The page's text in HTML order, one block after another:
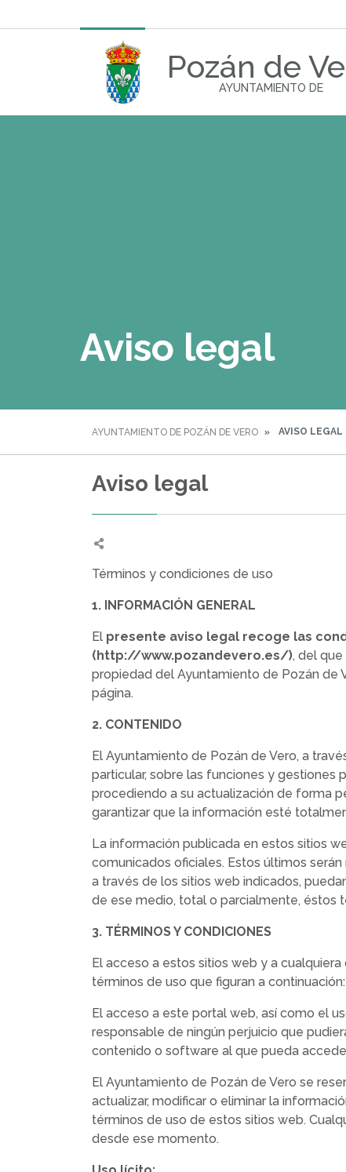
Pozán de
AYUNTAMIENTO DE
Aviso legal
AYUNTAMIENTO DE POZÁN DE VERO AVISO LEGAL
Aviso legal
Términos y condiciones de uso
1. INFORMACIÓN GENERAL
El presente aviso legal recoge las
(http://www.pozandevero.es/), del
propiedad del Ayuntamiento de Pozán de
página.
2. CONTENIDO
El Ayuntamiento de Pozán de Vero, a
particular, sobre las funciones y gestiones
procediendo a su actualización de forma
garantizar que la información esté
La información publicada en estos sitios
comunicados oficiales. Estos últimos
a través de los sitios web indicados,
de ese medio, total o parcialmente, éstos
3. TÉRMINOS Y CONDICIONES
El acceso a estos sitios web y a
términos de uso que figuran a continuación:
El acceso a este portal web, así como el
responsable de ningún perjuicio que
contenido o software al que pueda
El Ayuntamiento de Pozán de Vero se
actualizar, modificar o eliminar la
términos de uso de estos sitios web.
desde ese momento.